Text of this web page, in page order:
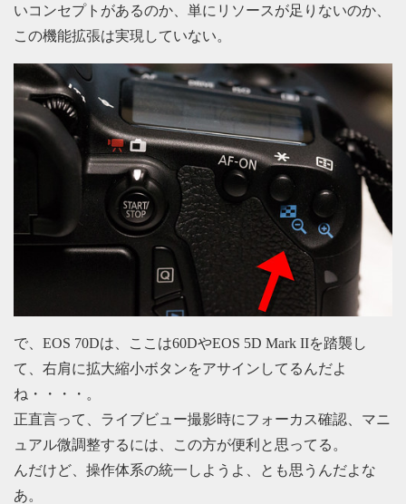
いコンセプトがあるのか、単にリソースが足りないのか、
この機能拡張は実現していない。
で、EOS 70Dは、ここは60DやEOS 5D Mark IIを踏襲し
て、右肩に拡大縮小ボタンをアサインしてるんだよ
ね・・・・。
正直言って、ライブビュー撮影時にフォーカス確認、マニ
ュアル微調整するには、この方が便利と思ってる。
んだけど、操作体系の統一しようよ、とも思うんだよな
あ。